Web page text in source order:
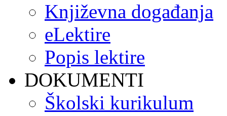
Književna događanja
eLektire
Popis lektire
DOKUMENTI
Školski kurikulum